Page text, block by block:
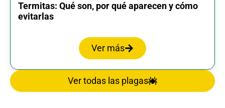
Termitas: Qué son, por qué aparecen y cómo
evitarlas
Ver más
Ver todas las plagas